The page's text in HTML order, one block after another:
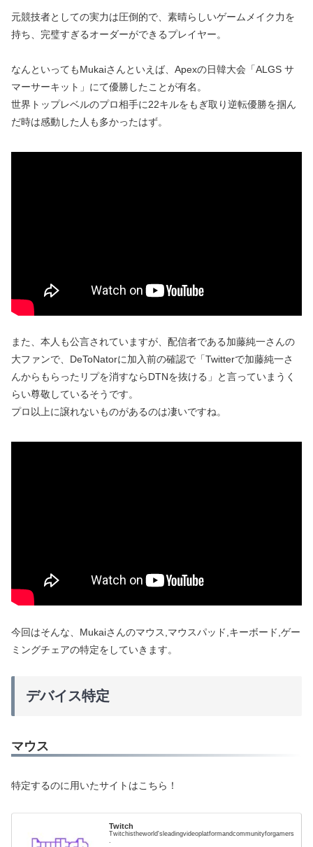
元競技者としての実力は圧倒的で、素晴らしいゲームメイク力を
持ち、完璧すぎるオーダーができるプレイヤー。
なんといってもMukaiさんといえば、Apexの日韓大会「ALGS サ
マーサーキット」にて優勝したことが有名。
世界トップレベルのプロ相手に22キルをもぎ取り逆転優勝を掴ん
だ時は感動した人も多かったはず。
また、本人も公言されていますが、配信者である加藤純一さんの
大ファンで、DeToNatorに加入前の確認で「Twitterで加藤純一さ
んからもらったリプを消すならDTNを抜ける」と言っていまうく
らい尊敬しているそうです。
プロ以上に譲れないものがあるのは凄いですね。
今回はそんな、Mukaiさんのマウス,マウスパッド,キーボード,ゲー
ミングチェアの特定をしていきます。
デバイス特定
マウス
特定するのに用いたサイトはこちら！
Twitch
Twitchistheworld'sleadingvideoplatformandcommunityforgamers
.